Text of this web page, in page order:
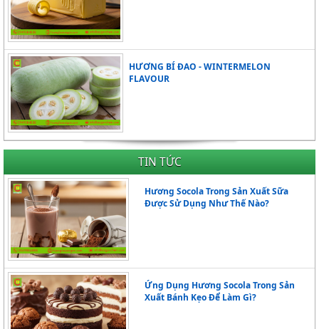
HƯƠNG BÍ ĐAO - WINTERMELON
FLAVOUR
TIN TỨC
Hương Socola Trong Sản Xuất Sữa
Được Sử Dụng Như Thế Nào?
Ứng Dụng Hương Socola Trong Sản
Xuất Bánh Kẹo Để Làm Gì?